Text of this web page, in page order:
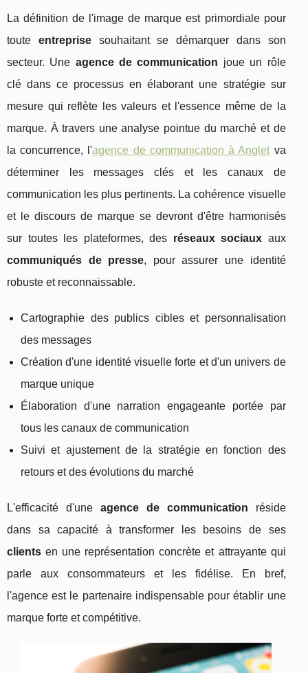
La définition de l'image de marque est primordiale pour
toute entreprisesouhaitant se démarquer dans son
secteur. Une agence de communication joue un rôle
clé dans ce processus en élaborant une stratégie sur
mesure qui reflète les valeurs et l'essence même de la
marque. À travers une analyse pointue du marché et de
la concurrence, l'agence de communication à Angletva
déterminer les messages clés et les canaux de
communication les plus pertinents. La cohérence visuelle
et le discours de marque se devront d'être harmonisés
sur toutes les plateformes, des réseaux sociaux aux
communiqués de presse, pour assurer une identité
robuste et reconnaissable.
Cartographie des publics cibles et personnalisation
des messages
Création d'une identité visuelle forte et d'un univers de
marque unique
Élaboration d'une narration engageante portée par
tous les canaux de communication
Suivi et ajustement de la stratégie en fonction des
retours et des évolutions du marché
L'efficacité d'une agence de communication réside
dans sa capacité à transformer les besoins de ses
clients en une représentation concrète et attrayante qui
parle aux consommateurs et les fidélise. En bref,
l'agence est le partenaire indispensable pour établir une
marque forte et compétitive.